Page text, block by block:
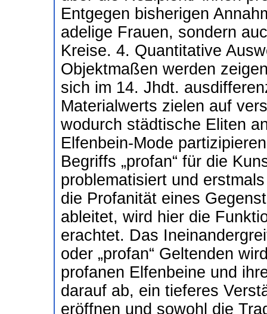
Entgegen bisherigen
adelige Frauen, sondern
Kreise. 4. Quantitative
Objektmaßen werden
sich im 14. Jhdt.
Materialwerts zielen auf
wodurch städtische Eliten
Elfenbein-Mode
Begriffs „profan“ für die
problematisiert und
die Profanität eines
ableitet, wird hier die
erachtet. Das
oder „profan“ Geltenden
profanen Elfenbeine und
darauf ab, ein tieferes
eröffnen und sowohl die